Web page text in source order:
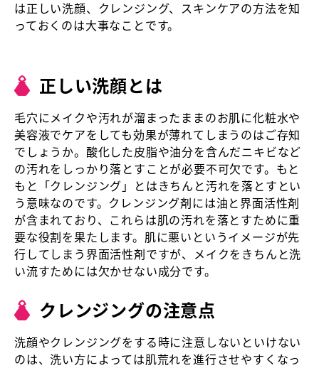
は正しい洗顔、クレンジング、スキンケアの方法を知
っておくのは大事なことです。
正しい洗顔とは
毛穴にメイクや汚れが溜まったままのお肌に化粧水や
美容液でケアをしても効果が薄れてしまうのはご存知
でしょうか。酸化した皮脂や油分を含んだニキビなど
の汚れをしっかり落とすことが必要不可欠です。もと
もと「クレンジング」とはきちんと汚れを落とすとい
う意味なのです。クレンジング剤には油と界面活性剤
が含まれており、これらは肌の汚れを落とすために重
要な役割を果たします。肌に悪いというイメージが先
行してしまう界面活性剤ですが、メイクをきちんと洗
い流すためには欠かせない成分です。
クレンジングの注意点
洗顔やクレンジングをする時に注意しないといけない
のは、洗い方によっては肌荒れを進行させやすくなっ